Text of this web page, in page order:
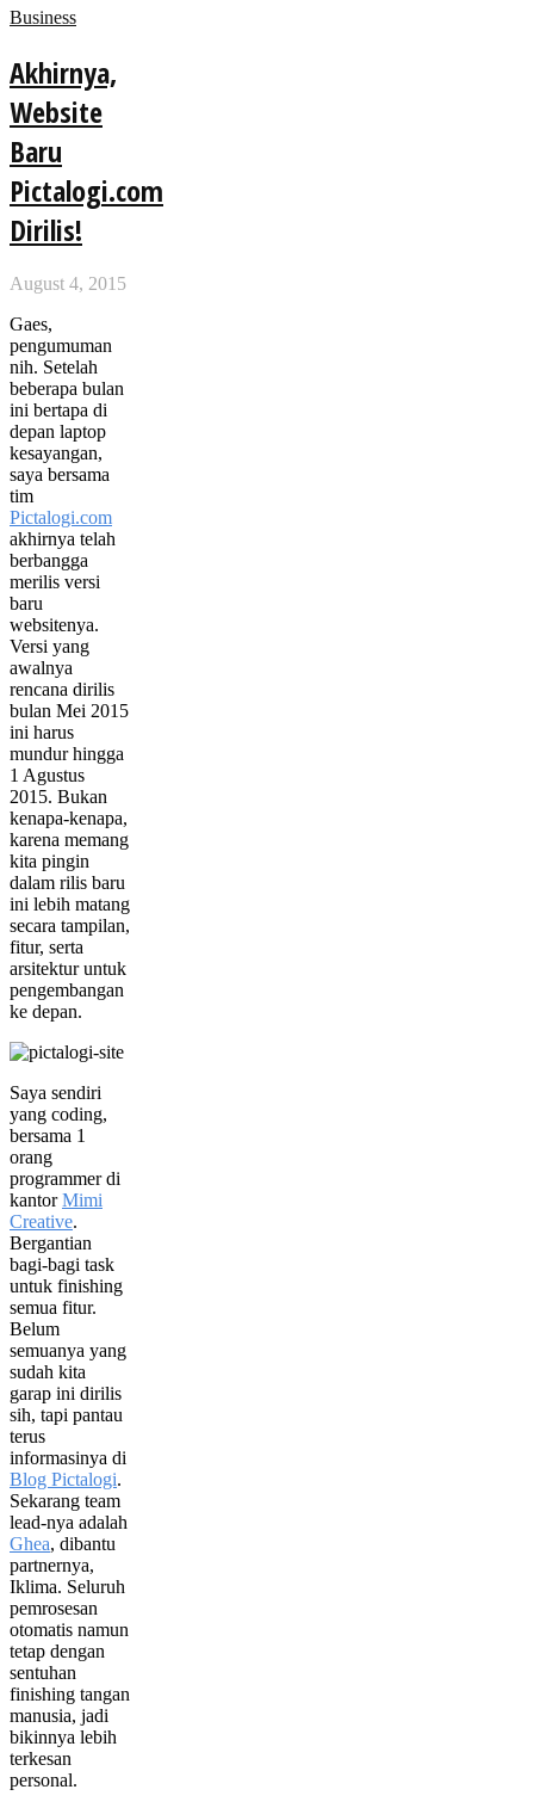
Business
Akhirnya,
Website
Baru
Pictalogi.com
Dirilis!
August 4, 2015
Gaes,
pengumuman
nih. Setelah
beberapa bulan
ini bertapa di
depan laptop
kesayangan,
saya bersama
tim
Pictalogi.com
akhirnya telah
berbangga
merilis versi
baru
websitenya.
Versi yang
awalnya
rencana dirilis
bulan Mei 2015
ini harus
mundur hingga
1 Agustus
2015. Bukan
kenapa-kenapa,
karena memang
kita pingin
dalam rilis baru
ini lebih matang
secara tampilan,
fitur, serta
arsitektur untuk
pengembangan
ke depan.
Saya sendiri
yang coding,
bersama 1
orang
programmer di
kantorMimi
Creative.
Bergantian
bagi-bagi task
untuk finishing
semua fitur.
Belum
semuanya yang
sudah kita
garap ini dirilis
sih, tapi pantau
terus
informasinya di
Blog Pictalogi.
Sekarang team
lead-nya adalah
Ghea, dibantu
partnernya,
Iklima. Seluruh
pemrosesan
otomatis namun
tetap dengan
sentuhan
finishing tangan
manusia, jadi
bikinnya lebih
terkesan
personal.